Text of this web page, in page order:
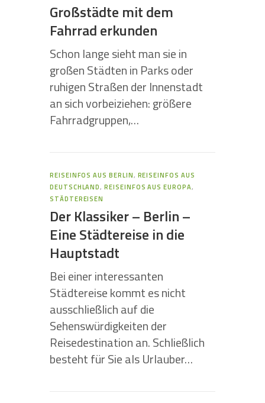
Großstädte mit dem
Fahrrad erkunden
Schon lange sieht man sie in
großen Städten in Parks oder
ruhigen Straßen der Innenstadt
an sich vorbeiziehen: größere
Fahrradgruppen,…
REISEINFOS AUS BERLIN, REISEINFOS AUS
DEUTSCHLAND,REISEINFOS AUS EUROPA,
STÄDTEREISEN
Der Klassiker – Berlin –
Eine Städtereise in die
Hauptstadt
Bei einer interessanten
Städtereise kommt es nicht
ausschließlich auf die
Sehenswürdigkeiten der
Reisedestination an. Schließlich
besteht für Sie als Urlauber…